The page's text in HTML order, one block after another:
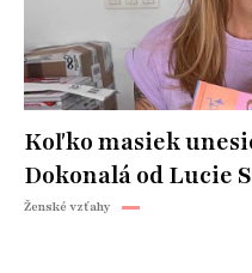
Koľko masiek
Dokonalá od Lucie
Ženské vzťahy